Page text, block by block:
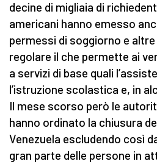
decine di migliaia di
americani hanno emesso
permessi di soggiorno e
regolare il che permette ai
a servizi di base quali
l’istruzione scolastica e, in
Il mese scorso però le
hanno ordinato la chiusura
Venezuela escludendo così
gran parte delle persone in